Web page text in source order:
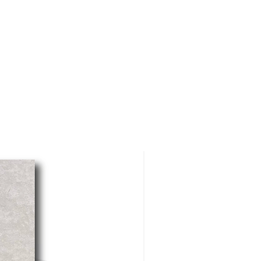
Ventajas:
Contiene polímeros
selladores de última
tecnología que mejoran su
adherencia, evitan
fisuramiento, penetración de